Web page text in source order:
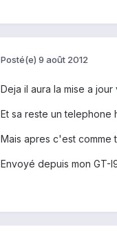
Posté(e) 9 août 2012
Deja il aura la mise a
Et sa reste un
Mais apres c'est comme
Envoyé depuis mon GT-